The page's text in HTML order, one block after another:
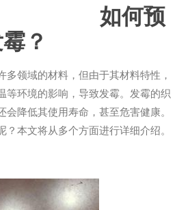
预
？
多领域的材料，但由于其材料特性，
等环境的影响，导致发霉。发霉的织
降低其使用寿命，甚至危害健康。
？本文将从多个方面进行详细介绍。